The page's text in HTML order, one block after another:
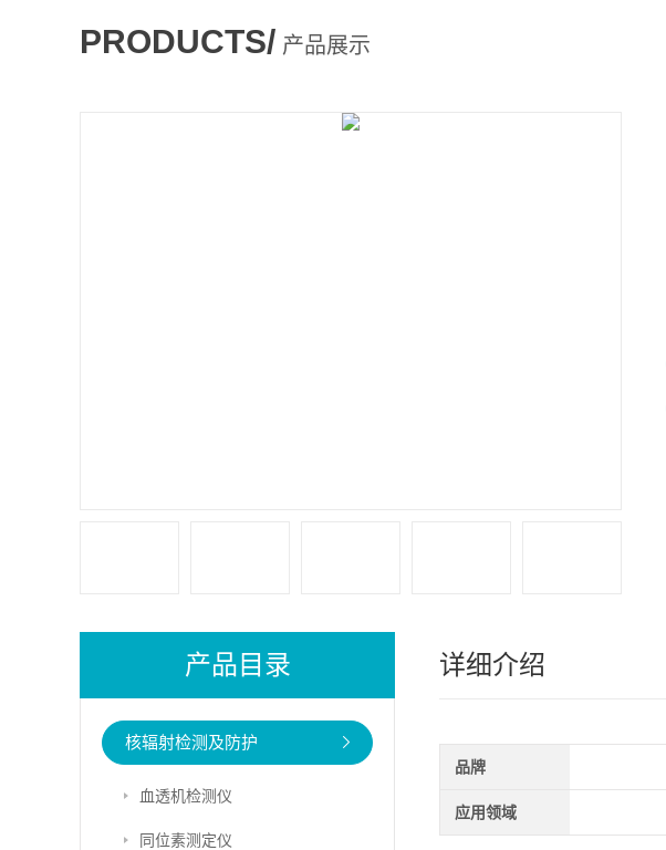
PRODUCTS/ 产品展示
产品目录
核辐射检测及防护
血透机检测仪
同位素测定仪
详细介绍
品牌
应用领域